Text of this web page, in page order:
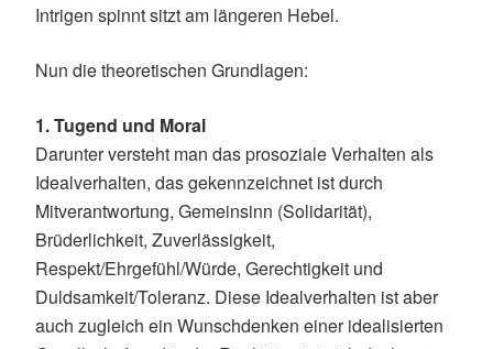
Intrigen spinnt sitzt am längeren Hebel.
Nun die theoretischen Grundlagen:
1. Tugend und Moral
Darunter versteht man das prosoziale Verhalten als
Idealverhalten, das gekennzeichnet ist durch
Mitverantwortung, Gemeinsinn (Solidarität),
Brüderlichkeit, Zuverlässigkeit,
Respekt/Ehrgefühl/Würde, Gerechtigkeit und
Duldsamkeit/Toleranz. Diese Idealverhalten ist aber
auch zugleich ein Wunschdenken einer idealisierten